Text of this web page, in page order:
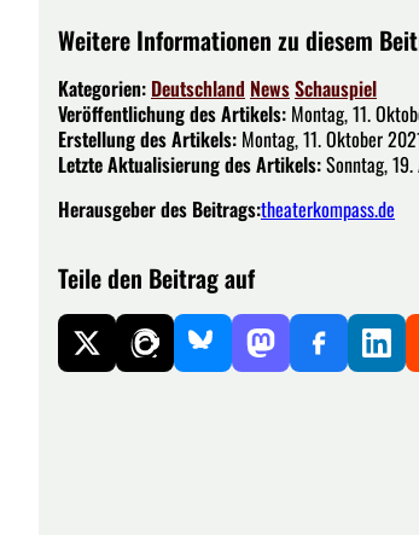
Weitere Informationen zu diesem
Kategorien: Deutschland NewsSchauspiel
Veröffentlichung des Artikels: Montag, 11.
Erstellung des Artikels: Montag, 11. Oktober
Letzte Aktualisierung des Artikels:Sonntag,
Herausgeber des Beitrags:theaterkompass.de
Teile den Beitrag auf